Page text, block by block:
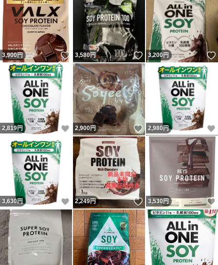
3,900円 いいね！
3,580円 いいね！
3,200円
2,819円 いいね！
2,900円 いいね！
2,980円
3,630円 いいね！
2,249円 いいね！
3,530円